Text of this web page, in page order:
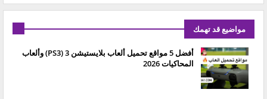
مواضيع قد تهمك
أفضل 5 مواقع تحميل ألعاب بلايستيشن 3 (PS3) وألعاب
المحاكيات 2026